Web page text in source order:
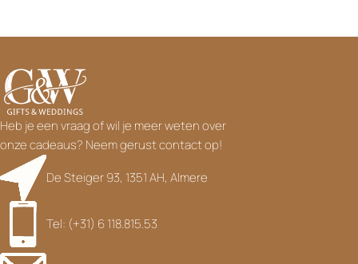
Heb je een vraag of wil je meer weten over
onze cadeaus? Neem gerust contact op!
De Steiger 93, 1351 AH, Almere
Tel: (+31) 6 118.815.53